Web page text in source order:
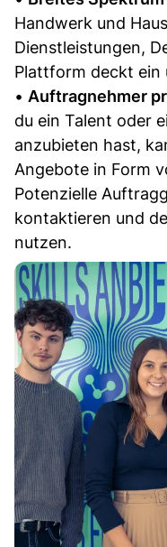
Handwerk und
Dienstleistungen,
Plattform deckt ein
• Auftragnehmer
du ein Talent oder
anzubieten hast,
Angebote in Form
Potenzielle
kontaktieren und
nutzen.